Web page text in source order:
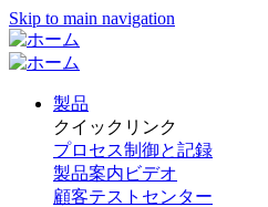
Skip to main navigation
製品
クイックリンク
プロセス制御と記録
製品案内ビデオ
顧客テストセンター